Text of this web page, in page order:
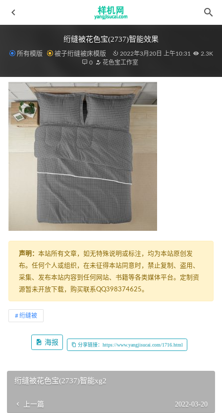
绗缝被花色宝(2737)智能效果
所有模版 被子绗缝被床模版 2022年3月20日 上午10:31
2.3K
0
花色宝工作室
声明： 本站所有文章，如无特殊说明或标注，均为本站原创发
布。任何个人或组织，在未征得本站同意时，禁止复制、盗用、
采集、发布本站内容到任何网站、书籍等各类媒体平台。定制资
源暂未开放下载，购买联系QQ398374625。
绗缝被
海报 分享链接：https://www.yangjisucai.com/1716.html
绗缝被花色宝(2737)智能xg2
上一篇 2022-03-20
全自动模板主图1 拷贝 2022-04-10
毛毯1618805387be48d3ee60cb579eb4585acb162961e4.webp
2022-03-30
四件套花色宝(2268)智能xg gif_(5) 2022-04-09
绗缝被aijiads.taobao (907)-2 2022-03-19
毛毯花色宝(10008) 2022-03-30